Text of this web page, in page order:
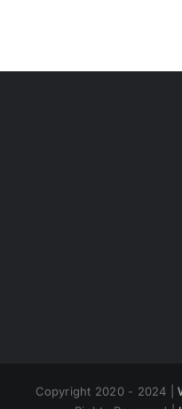
Copyright 2020 - 2024 |